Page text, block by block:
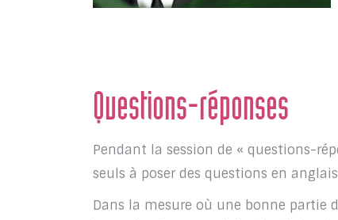
Questions-réponses
Pendant la session de « questions-
seuls à poser des questions en
Dans la mesure où une bonne partie